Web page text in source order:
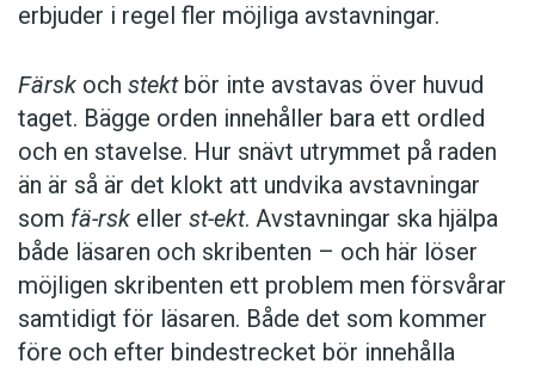
erbjuder i regel fler möjliga avstavningar.
Färsk och stektbör inte avstavas över huvud
taget. Bägge orden innehåller bara ett ordled
och en stavelse. Hur snävt utrymmet på raden
än är så är det klokt att undvika avstavningar
som fä-rsk eller st-ekt. Avstavningar ska hjälpa
både läsaren och skribenten – och här löser
möjligen skribenten ett problem men försvårar
samtidigt för läsaren. Både det som kommer
före och efter bindestrecket bör innehålla